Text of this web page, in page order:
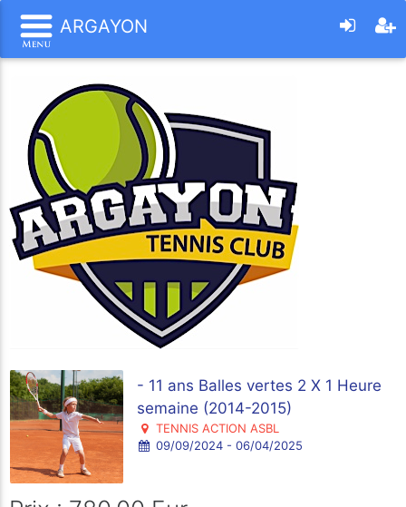
ARGAYON
- 11 ans Balles vertes 2 X 1 Heure
semaine (2014-2015)
TENNIS ACTION ASBL
09/09/2024 - 06/04/2025